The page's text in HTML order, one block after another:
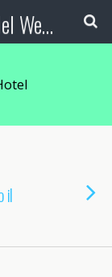
Booking Blog™ - Il blog del Web Marketing Turistico
il